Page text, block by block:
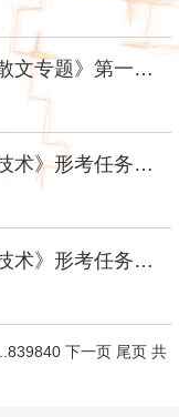
国家开放大学2022年秋《古代诗歌散文专题》第一章 本章自测【百分答案】
国家开放大学2022年秋《现代教育技术》形考任务三【百分答案】
国家开放大学2022年秋《现代教育技术》形考任务二【百分答案】
839840 下一页 尾页 共